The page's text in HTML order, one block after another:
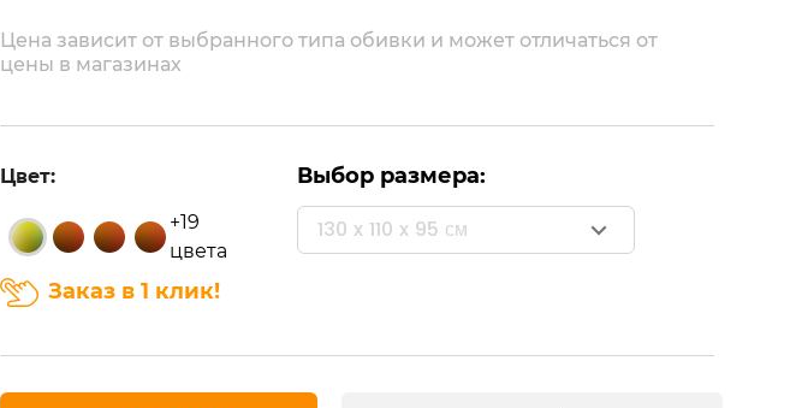
Цена зависит от выбранного типа обивки и может отличаться от
цены в магазинах
Цвет:
+19
цвета
Выбор размера:
130 x 110 x 95 см
Заказ в 1 клик!